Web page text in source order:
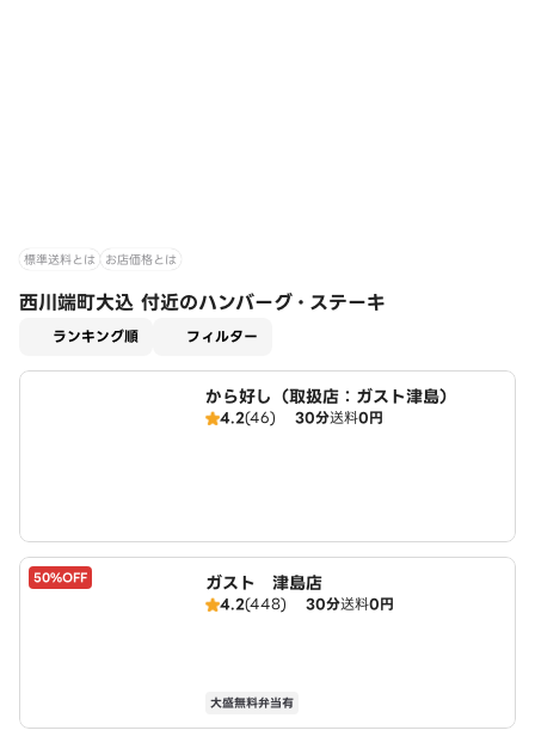
標準送料とは お店価格とは
西川端町大込 付近のハンバーグ・ステーキ
ランキング順 フィルター
から好し（取扱店：ガスト津島）
4.2(46) 30分送料0円
50%OFF ガスト 津島店
4.2(448) 30分送料0円
大盛無料弁当有